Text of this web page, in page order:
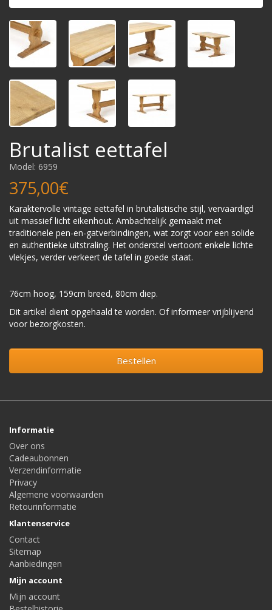
Brutalist eettafel
Model: 6959
375,00€
Karaktervolle vintage eettafel in brutalistische stijl, vervaardigd
uit massief licht eikenhout. Ambachtelijk gemaakt met
traditionele pen-en-gatverbindingen, wat zorgt voor een solide
en authentieke uitstraling. Het onderstel vertoont enkele lichte
vlekjes, verder verkeert de tafel in goede staat.
76cm hoog, 159cm breed, 80cm diep.
Dit artikel dient opgehaald te worden. Of informeer vrijblijvend
voor bezorgkosten.
Bestellen
Informatie
Over ons
Cadeaubonnen
Verzendinformatie
Privacy
Algemene voorwaarden
Retourinformatie
Klantenservice
Contact
Sitemap
Aanbiedingen
Mijn account
Mijn account